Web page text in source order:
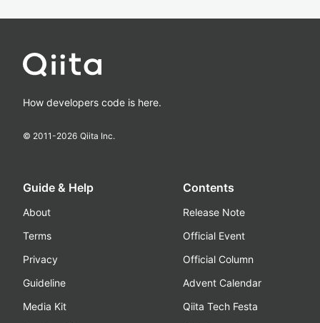
How developers code is here.
© 2011-2026 Qiita Inc.
Guide & Help
About
Terms
Privacy
Guideline
Media Kit
Contents
Release Note
Official Event
Official Column
Advent Calendar
Qiita Tech Festa